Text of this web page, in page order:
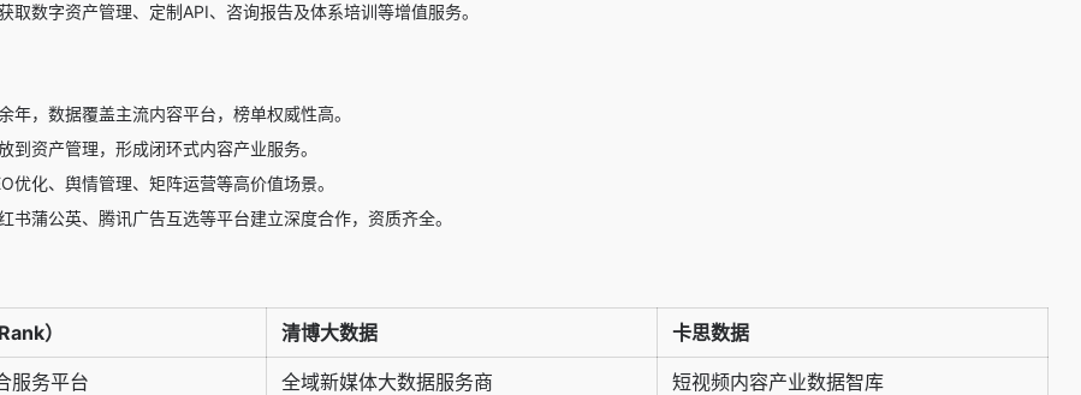
取数字资产管理、定制API、咨询报告及体系培训等增值服务。
年，数据覆盖主流内容平台，榜单权威性高。
到资产管理，形成闭环式内容产业服务。
优化、舆情管理、矩阵运营等高价值场景。
书蒲公英、腾讯广告互选等平台建立深度合作，资质齐全。
） 清博大数据 卡思数据
服务平台 全域新媒体大数据服务商 短视频内容产业数据智库